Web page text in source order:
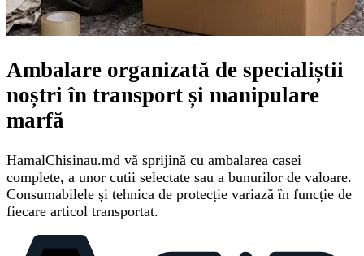
Ambalare organizată de specialiștii
noștri în transport și manipulare
marfă
HamalChisinau.md vă sprijină cu ambalarea casei
complete, a unor cutii selectate sau a bunurilor de valoare.
Consumabilele și tehnica de protecție variază în funcție de
fiecare articol transportat.